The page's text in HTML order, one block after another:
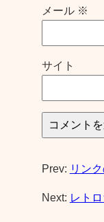
メール ※
サイト
Prev: リン
Next: レト